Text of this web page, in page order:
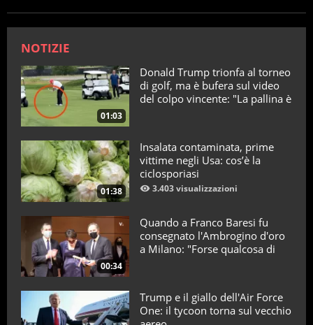
NOTIZIE
01:03
Donald Trump trionfa al torneo
di golf, ma è bufera sul video
del colpo vincente: "La pallina è
01:38
Insalata contaminata, prime
vittime negli Usa: cos’è la
ciclosporiasi
3.403 visualizzazioni
00:34
Quando a Franco Baresi fu
consegnato l'Ambrogino d'oro
a Milano: "Forse qualcosa di
Trump e il giallo dell'Air Force
One: il tycoon torna sul vecchio